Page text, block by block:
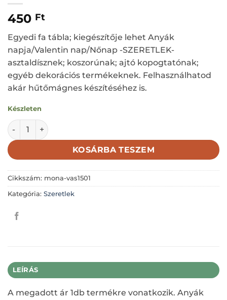
450 Ft
Egyedi fa tábla; kiegészítője lehet Anyák
napja/Valentin nap/Nőnap -SZERETLEK-
asztaldísznek; koszorúnak; ajtó kopogtatónak;
egyéb dekorációs termékeknek. Felhasználhatod
akár hűtőmágnes készítéséhez is.
Készleten
TE VAGY AZ IGAZI-SZEMÜVEGES KUTYA 7X6,5CM
KOSÁRBA TESZEM
Cikkszám: mona-vas1501
Kategória: Szeretlek
LEÍRÁS
A megadott ár 1db termékre vonatkozik. Anyák